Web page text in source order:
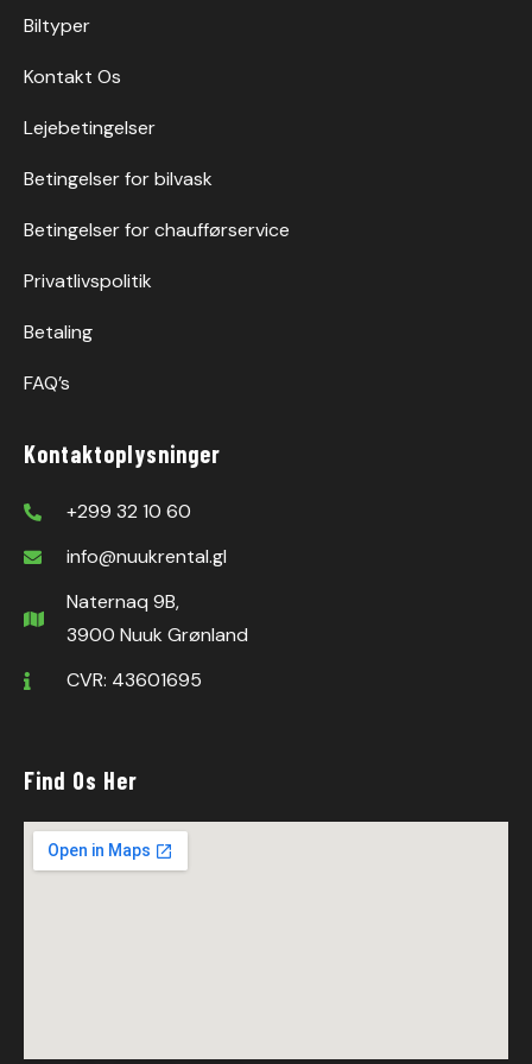
Biltyper
Kontakt Os
Lejebetingelser
Betingelser for bilvask
Betingelser for chaufførservice
Privatlivspolitik
Betaling
FAQ’s
Kontaktoplysninger
+299 32 10 60
info@nuukrental.gl
Naternaq 9B,
3900 Nuuk Grønland
CVR: 43601695
Find Os Her